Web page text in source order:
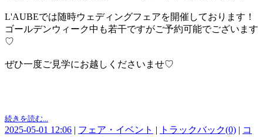
L'AUBEでは随時ウェディングフェアを開催しております！
ゴールデンウィーク中も若干ですがご予約可能でございます
♡
ぜひ一度ご見学にお越しくださいませ♡
続きを読む...
2025-05-01 12:06 | フェア・イベント | トラックバック(0) | コ